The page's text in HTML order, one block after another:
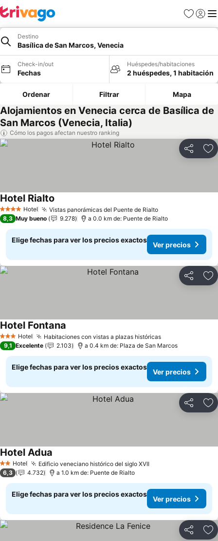
Favoritos
Iniciar
Destino
Basílica de San Marcos, Venecia
Check-in/out
Fechas
Huéspedes/habitaciones
2 huéspedes, 1 habitación
Ordenar Filtrar Mapa
Alojamientos en Venecia cerca de Basílica de
San Marcos (Venecia, Italia)
Cómo los pagos afectan nuestro ranking
Compartir
4 EstrellasHotel Vistas panorámicas del Puente de Rialto
Hotel Rialto
8,3 Muy bueno 9.278 a 0.0 km de: Puente de Rialto
Elige fechas para ver los precios exactos
Ver precios
Compartir
3 Estrellas
Hotel Habitaciones con vistas a plazas históricas
Hotel Fontana
9,1 Excelente 2.103 a 0.4 km de: Plaza de San Marcos
Elige fechas para ver los precios exactos
Ver precios
Compartir
2 Estrellas
Hotel Edificio veneciano histórico del siglo XVII
Hotel Adua
6,3 4.732 a 1.0 km de: Puente de Rialto
Elige fechas para ver los precios exactos
Ver precios
Compartir